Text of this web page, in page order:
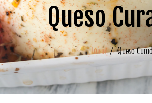
Queso
Inicio/ Queso